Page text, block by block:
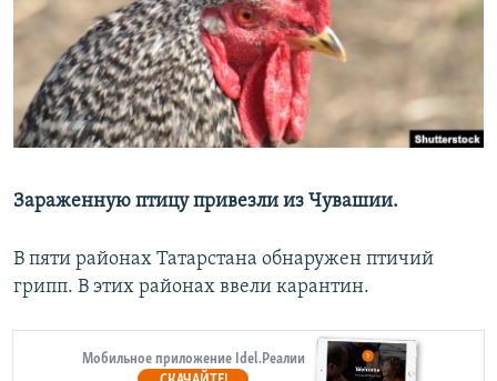
РАСПИСАНИЕ ВЕЩАНИЯ
ПОДПИШИТЕСЬ НА РАССЫЛКУ
СОЦИАЛЬНЫЕ СЕТИ
Все сайты РСЕ/РС
Зараженную птицу привезли из Чувашии.
В пяти районах Татарстана обнаружен птичий
грипп. В этих районах ввели карантин.
Мобильное приложение Idel.Реалии